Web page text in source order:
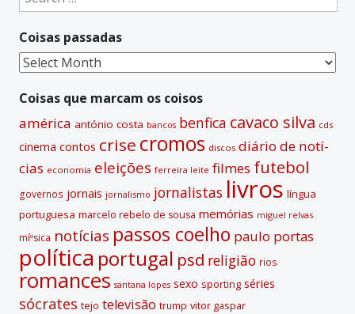
a
t
i
v
for:
Coisas passadas
Coisas
Coisas que marcam os coisos
américa antónio costa bancos benfica cavaco silva cds
cinema contos crise cromos discos diário de notí­
cias economia eleições ferreira leite filmes futebol
governos jornais jornalismo jornalistas livros lí­ngua
portuguesa marcelo rebelo de sousa memórias miguel relvas
míºsica notí­cias passos coelho paulo portas
polí­tica portugal psd religião rios
romances santana lopes sexo sporting séries
sócrates tejo televisão trump vitor gaspar